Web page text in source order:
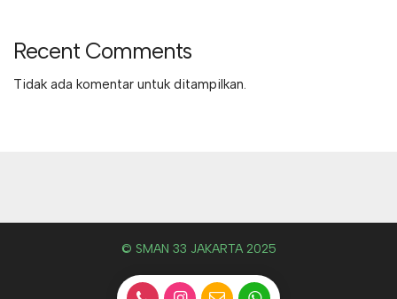
Recent Comments
Tidak ada komentar untuk ditampilkan.
© SMAN 33 JAKARTA 2025